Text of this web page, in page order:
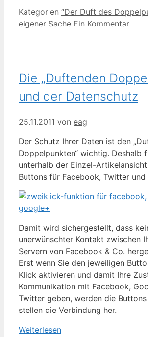
Kategorien “Der Duft des
eigener Sache Ein Kommentar
Die „Duftenden
und der Datenschutz
25.11.2011 von eag
Der Schutz Ihrer Daten ist den
Doppelpunkten“ wichtig. Deshalb
unterhalb der Einzel-
Buttons für Facebook, Twitter und
Damit wird sichergestellt, dass
unerwünschter Kontakt zwischen
Servern von Facebook & Co.
Erst wenn Sie den jeweiligen
Klick aktivieren und damit Ihre
Kommunikation mit Facebook,
Twitter geben, werden die
stellen die Verbindung her.
Weiterlesen